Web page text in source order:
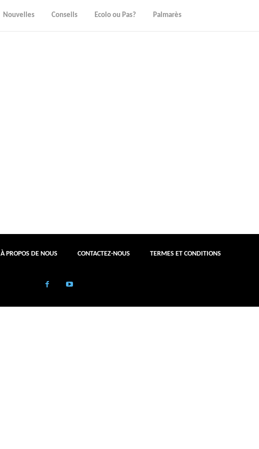
Nouvelles Conseils Ecolo ou Pas? Palmarès
À PROPOS DE NOUS CONTACTEZ-NOUS TERMES ET CONDITIONS